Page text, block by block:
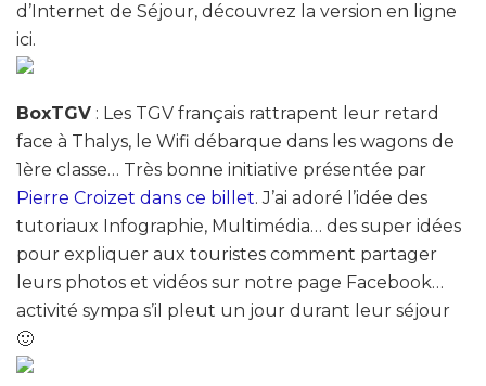
d’Internet de Séjour, découvrez la version en ligne
ici.
BoxTGV : Les TGV français rattrapent leur retard
face à Thalys, le Wifi débarque dans les wagons de
1ère classe… Très bonne initiative présentée par
Pierre Croizet dans ce billet. J’ai adoré l’idée des
tutoriaux Infographie, Multimédia… des super idées
pour expliquer aux touristes comment partager
leurs photos et vidéos sur notre page Facebook…
activité sympa s’il pleut un jour durant leur séjour
🙂